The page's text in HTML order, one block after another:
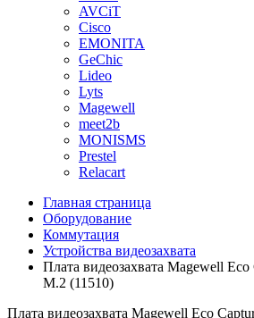
AVCiT
Cisco
EMONITA
GeChic
Lideo
Lyts
Magewell
meet2b
MONISMS
Prestel
Relacart
Главная страница
Оборудование
Коммутация
Устройства видеозахвата
Плата видеозахвата Magewell
M.2 (11510)
Плата видеозахвата Magewell Eco